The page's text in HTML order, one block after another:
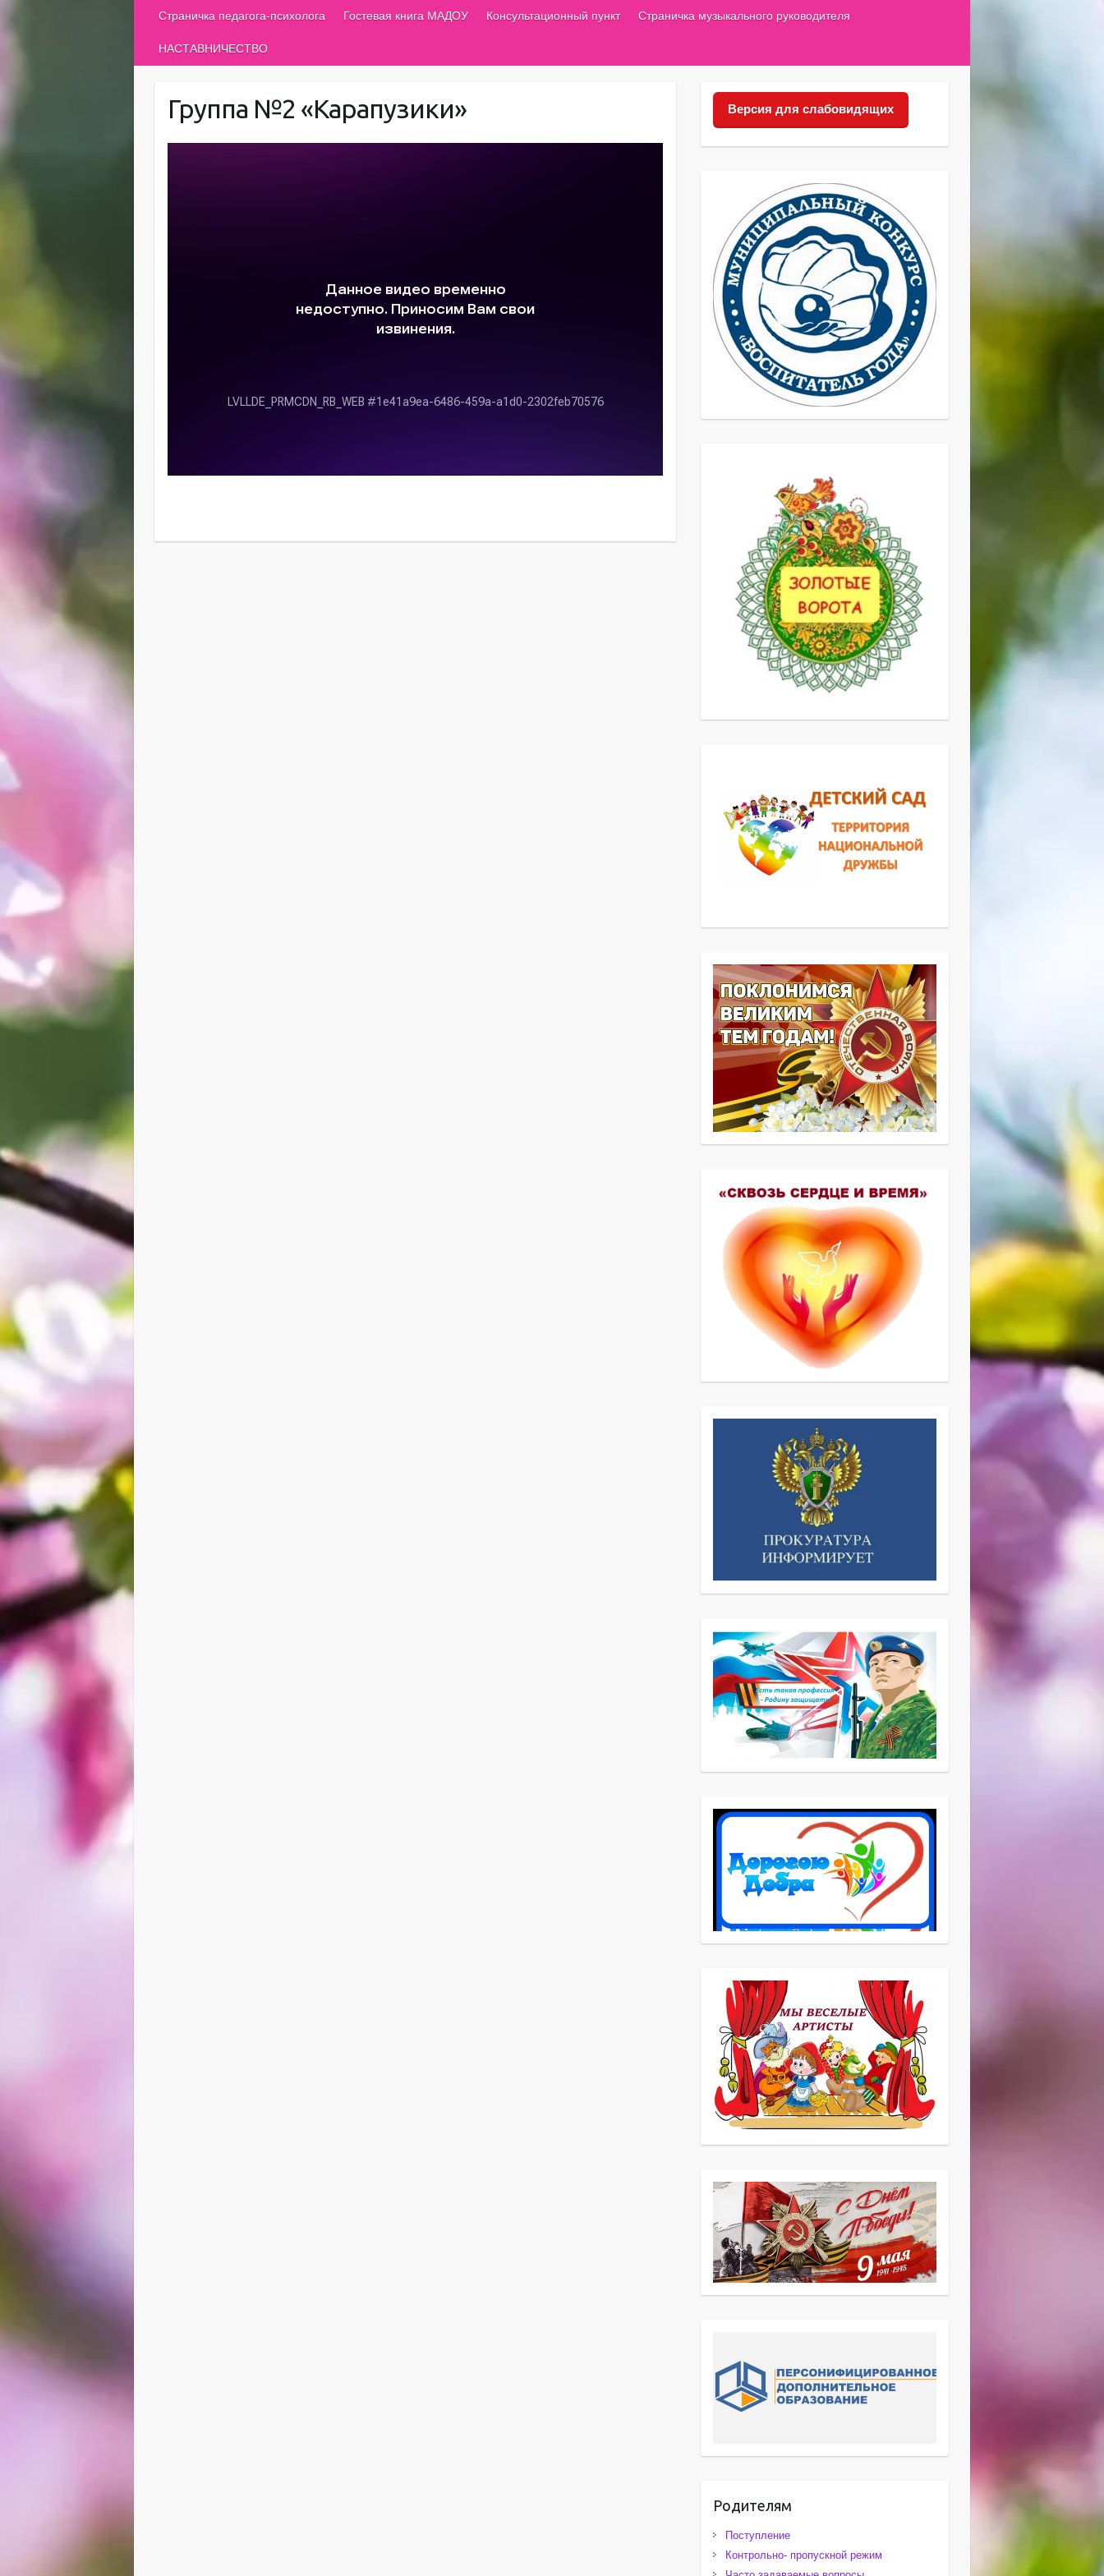
Страничка педагога-психолога Гостевая книга МАДОУ Консультационный пункт Страничка музыкального руководителя
НАСТАВНИЧЕСТВО
Группа №2 «Карапузики» Версия для слабовидящих
Родителям
Поступление
Контрольно- пропускной режим